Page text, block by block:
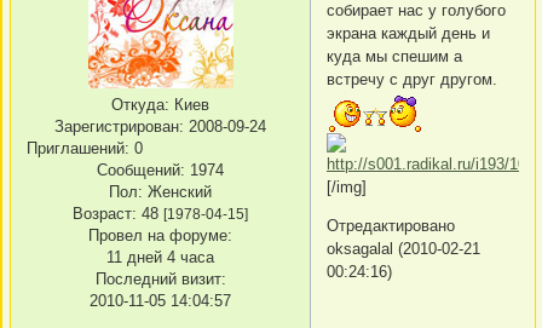
Откуда: Киев
Зарегистрирован: 2008-09-24
Приглашений: 0
Сообщений: 1974
Пол: Женский
Возраст: 48 [1978-04-15]
Провел на форуме:
11 дней 4 часа
Последний визит:
2010-11-05 14:04:57
собирает нас у голубого
экрана каждый день и
куда мы спешим а
встречу с друг другом.
[/img]
Отредактировано
oksagalal (2010-02-21
00:24:16)